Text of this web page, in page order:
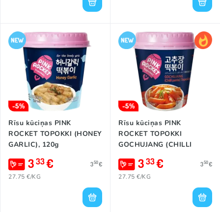
-5%
Rīsu kūciņas PINK
ROCKET TOPOKKI (HONEY
GARLIC), 120g
333€ 350€
27.75 €/KG
-5%
Rīsu kūciņas PINK
ROCKET TOPOKKI
GOCHUJANG (CHILLI
333€ 350€
27.75 €/KG